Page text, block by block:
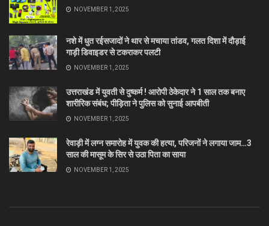
NOVEMBER 1, 2025
नशे में धुत रईसजादों ने थार से मचाया तांडव, गलत दिशा में दौड़ाई
गाड़ी डिवाइडर से टकराकर पलटी
NOVEMBER 1, 2025
उत्तराखंड में युवती से दुष्कर्म ! आरोपी ठेकेदार ने 1 साल तक बनाए
शारीरिक संबंध; पीड़िता ने पुलिस को सुनाई आपबीती
NOVEMBER 1, 2025
रेवाड़ी में लग्न समारोह में युवक की हत्या, परिजनों ने लगाया जाम…3
साल की मासूम के सिर से उठा पिता का साया
NOVEMBER 1, 2025